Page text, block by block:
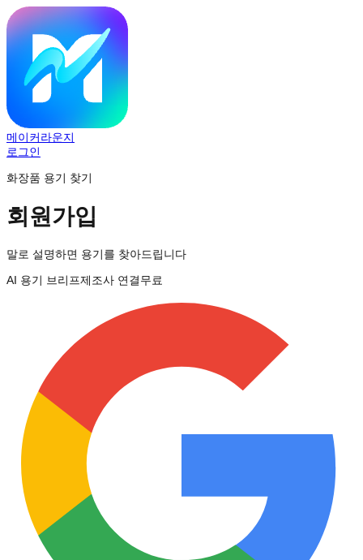
메이커라운지
로그인
화장품 용기 찾기
회원가입
말로 설명하면 용기를 찾아드립니다
AI 용기 브리프제조사 연결무료